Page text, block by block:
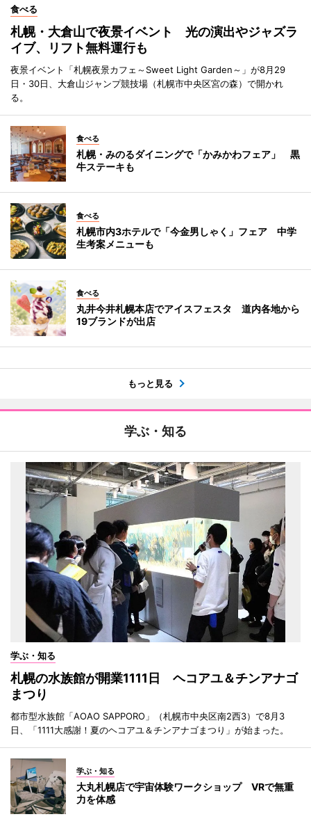
食べる
札幌・大倉山で夜景イベント 光の演出やジャズラ
イブ、リフト無料運行も
夜景イベント「札幌夜景カフェ～Sweet Light Garden～」が8月29
日・30日、大倉山ジャンプ競技場（札幌市中央区宮の森）で開かれ
る。
食べる
札幌・みのるダイニングで「かみかわフェア」 黒
牛ステーキも
食べる
札幌市内3ホテルで「今金男しゃく」フェア 中学
生考案メニューも
食べる
丸井今井札幌本店でアイスフェスタ 道内各地から
19ブランドが出店
もっと見る
学ぶ・知る
学ぶ・知る
札幌の水族館が開業1111日 ヘコアユ＆チンアナゴ
まつり
都市型水族館「AOAO SAPPORO」（札幌市中央区南2西3）で8月3
日、「1111大感謝！夏のヘコアユ＆チンアナゴまつり」が始まった。
学ぶ・知る
大丸札幌店で宇宙体験ワークショップ VRで無重
力を体感